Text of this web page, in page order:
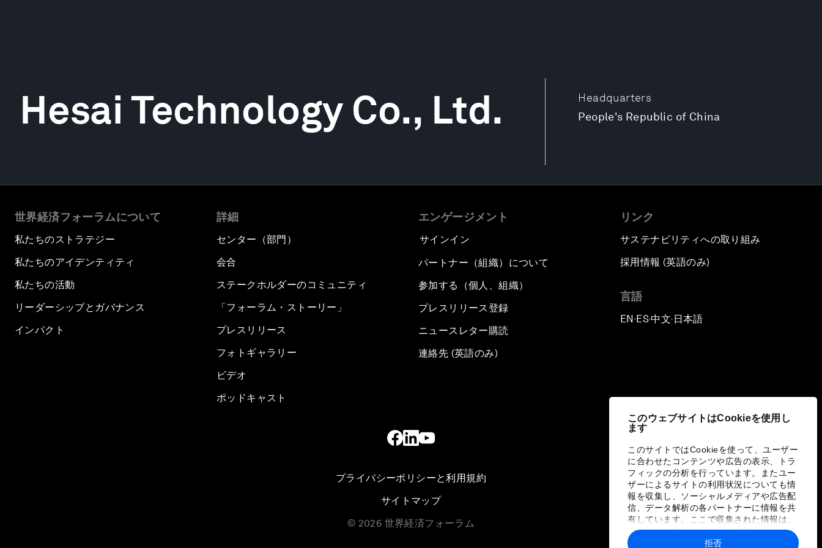
このウェブサイトはCookieを使用し
ます
このサイトではCookieを使って、ユーザー
に合わせたコンテンツや広告の表示、トラ
フィックの分析を行っています。またユー
ザーによるサイトの利用状況についても情
報を収集し、ソーシャルメディアや広告配
信、データ解析の各パートナーに情報を共
有しています。ここで収集された情報は、
ユーザーが各パートナーに提供した他の情
報や各パートナーのサービスを使用した際
拒否
Headquarters
People's Republic of China
Hesai Technology Co., Ltd.
世界経済フォーラムについて
私たちのストラテジー
私たちのアイデンティティ
私たちの活動
リーダーシップとガバナンス
インパクト
詳細
センター（部門）
会合
ステークホルダーのコミュニティ
「フォーラム・ストーリー」
プレスリリース
フォトギャラリー
ビデオ
ポッドキャスト
エンゲージメント
サインイン
パートナー（組織）について
参加する（個人、組織）
プレスリリース登録
ニュースレター購読
連絡先 (英語のみ)
リンク
サステナビリティへの取り組み
採用情報 (英語のみ)
言語
EN ▪ES▪中文▪ 日本語
プライバシーポリシーと利用規約
サイトマップ
© 2026 世界経済フォーラム